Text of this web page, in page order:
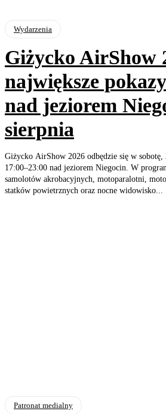
Wydarzenia
Giżycko AirShow
największe
nad jeziorem
sierpnia
Giżycko AirShow 2026 odbędzie się w
17:00–23:00 nad jeziorem Niegocin. W
samolotów akrobacyjnych, motoparalotni,
statków powietrznych oraz nocne widowisko...
Patronat medialny